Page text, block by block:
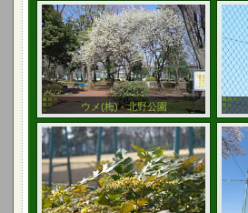
ウメ(梅) - 北野公園